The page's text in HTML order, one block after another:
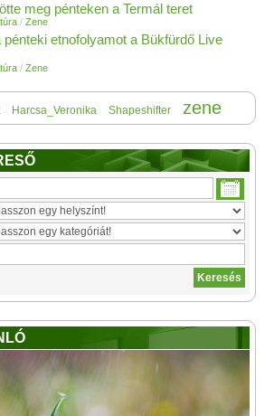
meg pénteken a Termál teret
/ Zene
pénteki etnofolyamot a Bükfürdő Live
/ Zene
Harcsa_Veronika Shapeshifter zene